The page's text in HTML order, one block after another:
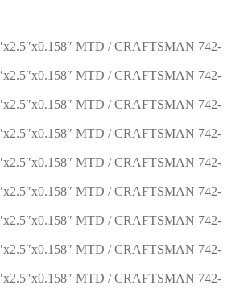
MTD / CRAFTSMAN 742-
MTD / CRAFTSMAN 742-
MTD / CRAFTSMAN 742-
MTD / CRAFTSMAN 742-
MTD / CRAFTSMAN 742-
MTD / CRAFTSMAN 742-
MTD / CRAFTSMAN 742-
MTD / CRAFTSMAN 742-
MTD / CRAFTSMAN 742-